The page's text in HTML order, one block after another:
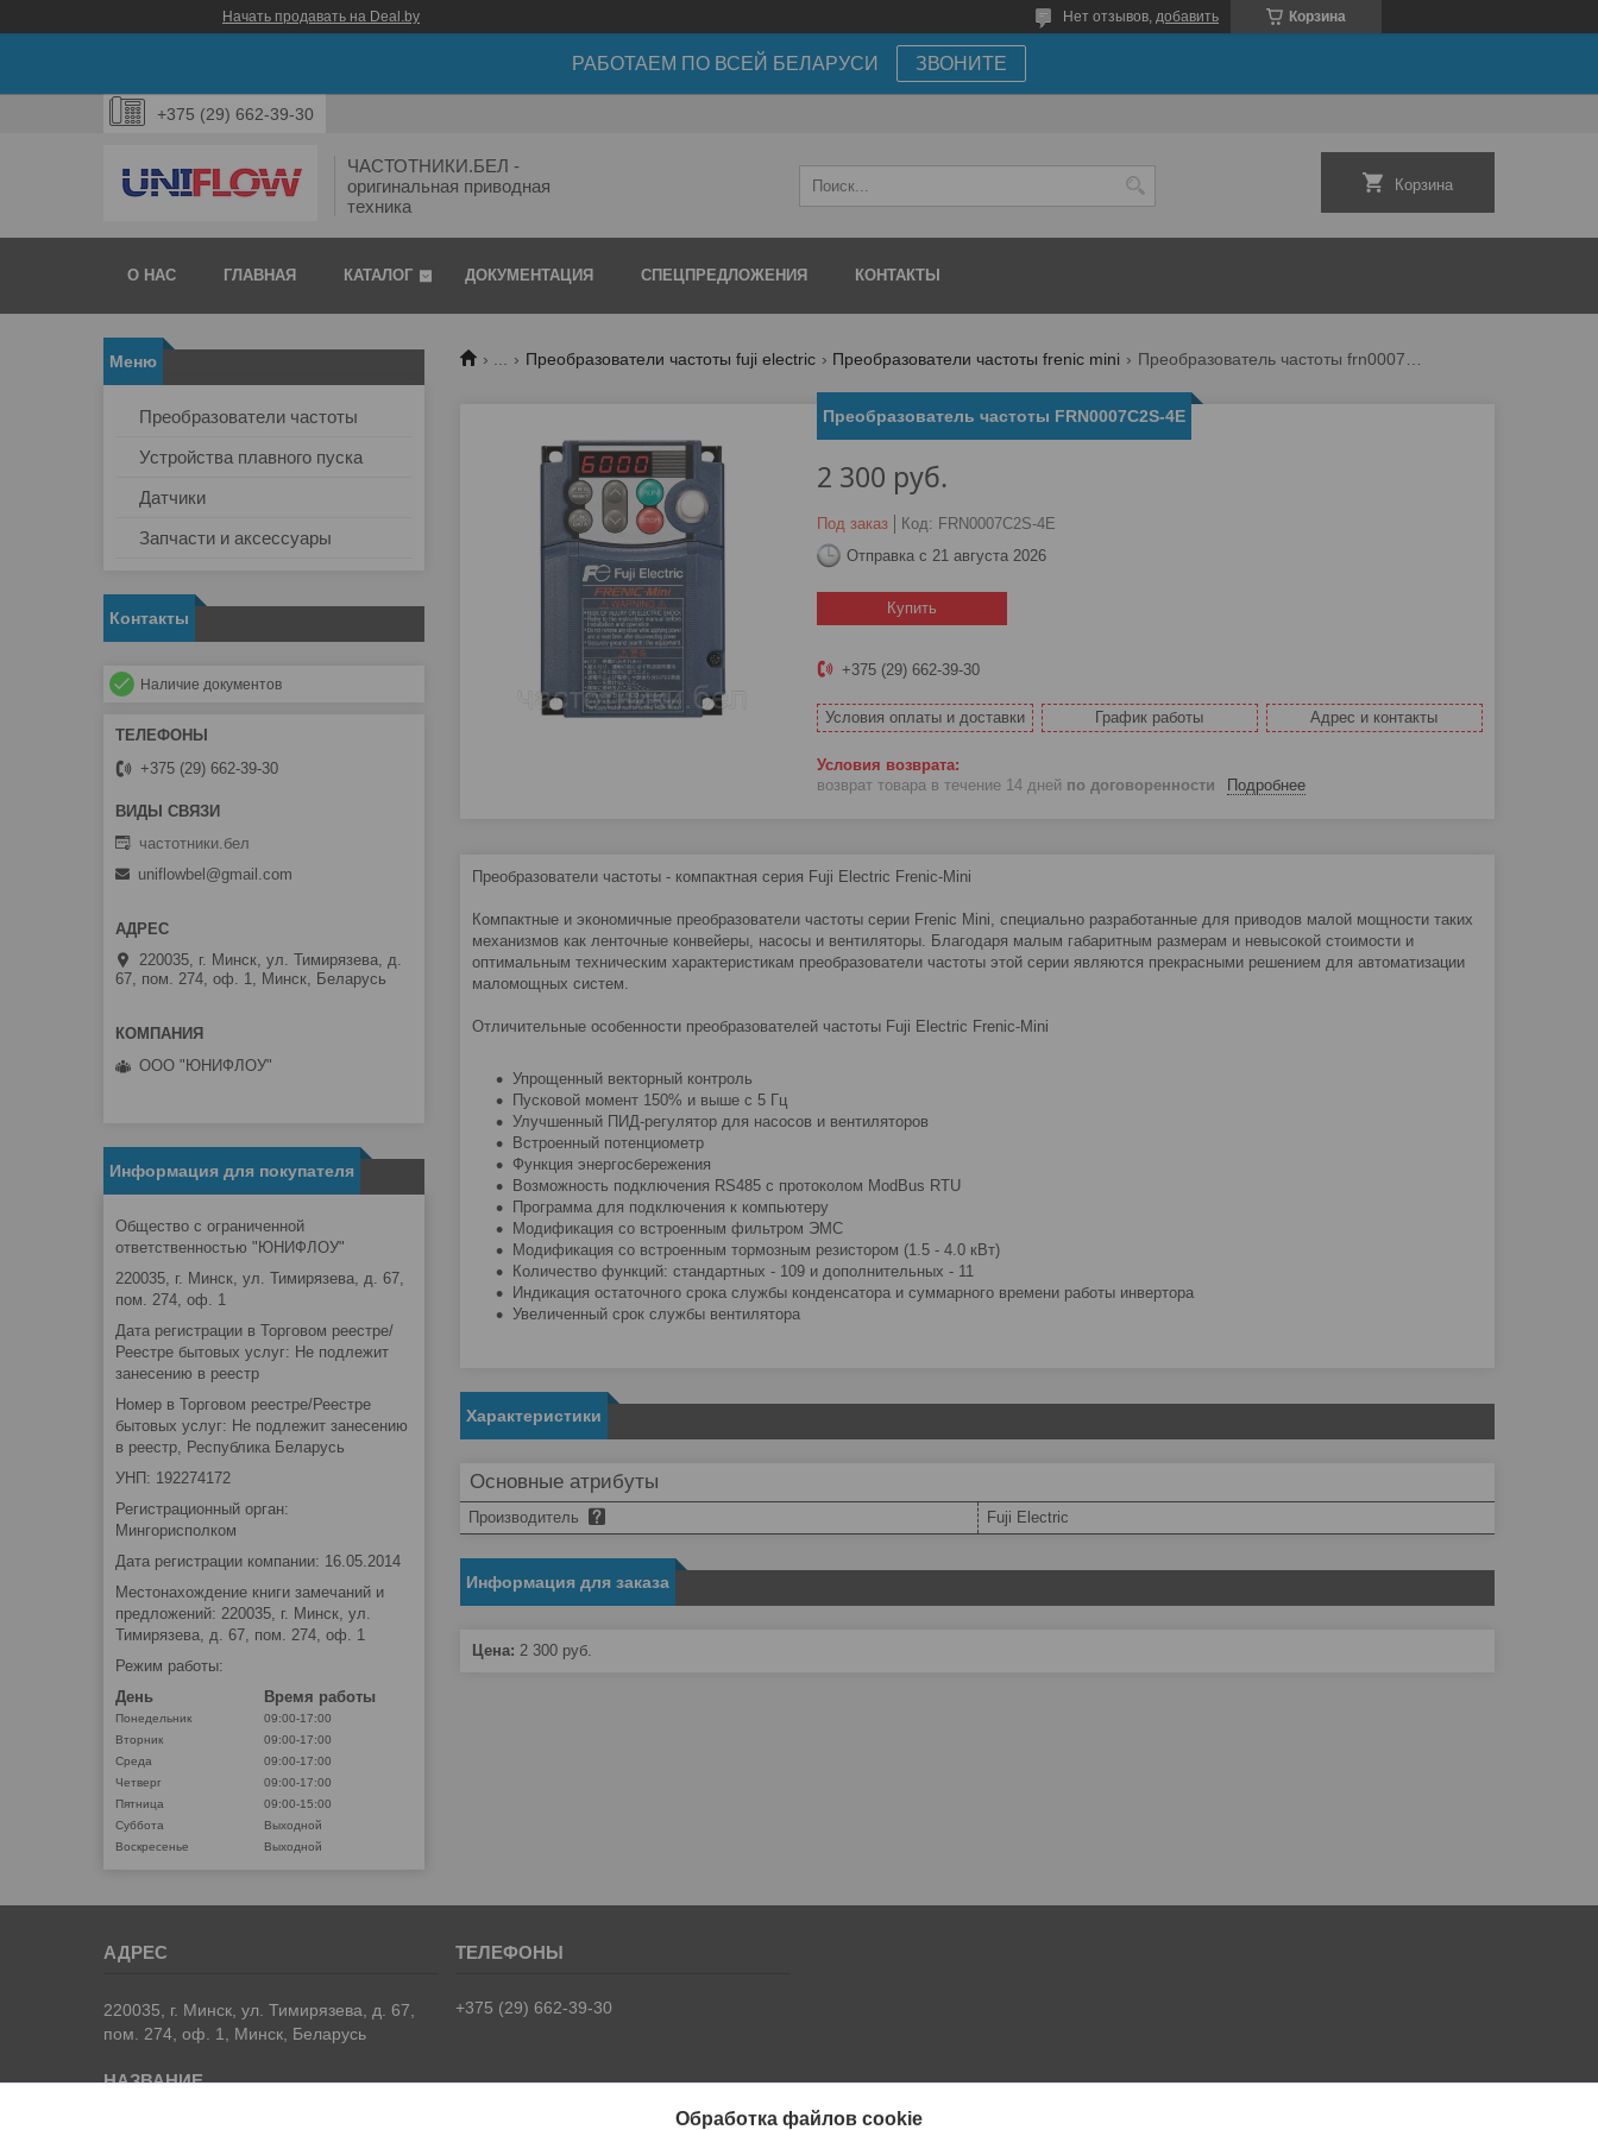
Начать продавать на Deal.by Корзина
Нет отзывов, добавить
РАБОТАЕМ ПО ВСЕЙ БЕЛАРУСИ ЗВОНИТЕ
+375 (29) 662-39-30
ЧАСТОТНИКИ.БЕЛ -
оригинальная приводная
техника
Корзина
О НАС ГЛАВНАЯ КАТАЛОГ ДОКУМЕНТАЦИЯ СПЕЦПРЕДЛОЖЕНИЯ КОНТАКТЫ
... Преобразователи частоты fuji electric Преобразователи частоты frenic mini Преобразователь частоты frn0007c2s-4e
Преобразователь частоты FRN0007C2S-4E
2 300 руб.
Под заказ Код: FRN0007C2S-4E
Отправка с 21 августа 2026
Купить
+375 (29) 662-39-30
Условия оплаты и доставки График работы Адрес и контакты
возврат товара в течение 14 дней по договоренности Подробнее
Преобразователи частоты - компактная серия Fuji Electric Frenic-Mini
Компактные и экономичные преобразователи частоты серии Frenic Mini, специально разработанные для приводов малой мощности таких
механизмов как ленточные конвейеры, насосы и вентиляторы. Благодаря малым габаритным размерам и невысокой стоимости и
оптимальным техническим характеристикам преобразователи частоты этой серии являются прекрасными решением для автоматизации
маломощных систем.
Отличительные особенности преобразователей частоты Fuji Electric Frenic-Mini
Упрощенный векторный контроль
Пусковой момент 150% и выше с 5 Гц
Улучшенный ПИД-регулятор для насосов и вентиляторов
Встроенный потенциометр
Функция энергосбережения
Возможность подключения RS485 с протоколом ModBus RTU
Программа для подключения к компьютеру
Модификация со встроенным фильтром ЭМС
Модификация со встроенным тормозным резистором (1.5 - 4.0 кВт)
Количество функций: стандартных - 109 и дополнительных - 11
Индикация остаточного срока службы конденсатора и суммарного времени работы инвертора
Увеличенный срок службы вентилятора
Характеристики
Основные атрибуты
Производитель Fuji Electric
Информация для заказа
Цена: 2 300 руб.
Преобразователи частоты
Устройства плавного пуска
Датчики
Запчасти и аксессуары
Контакты
Наличие документов
+375 (29) 662-39-30
частотники.бел
uniflowbel@gmail.com
220035, г. Минск, ул. Тимирязева, д.
67, пом. 274, оф. 1, Минск, Беларусь
ООО "ЮНИФЛОУ"
Информация для покупателя
Общество с ограниченной
ответственностью "ЮНИФЛОУ"
220035, г. Минск, ул. Тимирязева, д. 67,
пом. 274, оф. 1
Дата регистрации в Торговом реестре/
Реестре бытовых услуг: Не подлежит
занесению в реестр
Номер в Торговом реестре/Реестре
бытовых услуг: Не подлежит занесению
в реестр, Республика Беларусь
УНП: 192274172
Регистрационный орган:
Мингорисполком
Дата регистрации компании: 16.05.2014
Местонахождение книги замечаний и
предложений: 220035, г. Минск, ул.
Тимирязева, д. 67, пом. 274, оф. 1
Режим работы:
День
Время работы
Понедельник
09:00-17:00
Вторник
09:00-17:00
Среда
09:00-17:00
Четверг
09:00-17:00
Пятница
09:00-15:00
Суббота
Выходной
Воскресенье
Выходной
220035, г. Минск, ул. Тимирязева, д. 67,
пом. 274, оф. 1, Минск, Беларусь
+375 (29) 662-39-30
Обработка файлов cookie